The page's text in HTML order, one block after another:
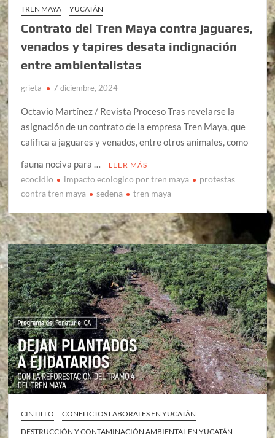
TREN MAYA
YUCATÁN
Contrato del Tren Maya contra jaguares,
venados y tapires desata indignación
entre ambientalistas
grieta 7 diciembre, 2024
Octavio Martínez / Revista Proceso Tras revelarse la
asignación de un contrato de la empresa Tren Maya, que
califica a jaguares y venados, entre otros animales, como
fauna nociva para …
LEER MÁS
ecocidio impacto ecologico por tren maya
protestas
contra tren maya
sedena tren maya
CINTILLO
CONFLICTOS LABORALES EN YUCATÁN
DESTRUCCIÓN Y CONTAMINACIÓN AMBIENTAL EN YUCATÁN